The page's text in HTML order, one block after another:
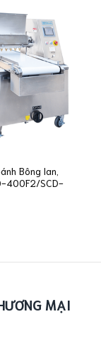
Bông lan,
400F2/SCD-
MẠI